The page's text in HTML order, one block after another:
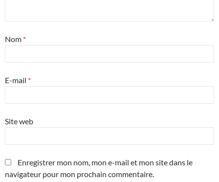
Nom *
E-mail *
Site web
Enregistrer mon nom, mon e-mail et mon site dans le
navigateur pour mon prochain commentaire.